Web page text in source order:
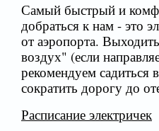
Самый быстрый и
добраться к нам - это
от аэропорта.
воздух" (если
рекомендуем садиться
сократить дорогу до
Расписание электричек